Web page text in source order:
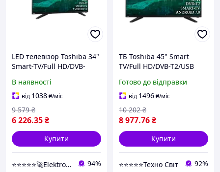
LED телевізор Toshiba 34"
Smart-TV/Full HD/DVB-
блютуз + голосове
управління
В наявності
від 1038₴/міс
6 226.35₴
9 579 ₴
Купити
⭐⭐⭐⭐⭐🚀Elektroniki-net 94%
ТБ Toshiba 45" Smart
TV/Full HD/DVB-T2/USB
Готово до відправки
від 1496₴/міс
8 977.76₴
10 202 ₴
Купити
⭐⭐⭐⭐⭐Техно Світ 92%